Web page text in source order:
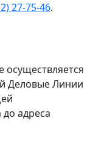
27-75-46.
осуществляется
Деловые Линии
адреса